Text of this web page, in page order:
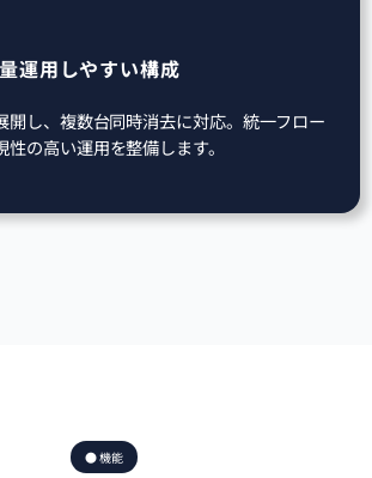
運用しやすい構成
開し、複数台同時消去に対応。統一フロー
の高い運用を整備します。
● 機能